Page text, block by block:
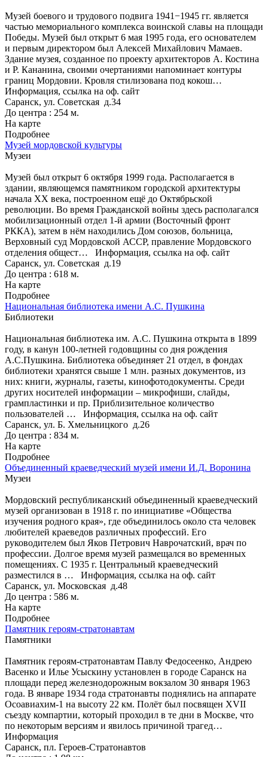
Музей боевого и трудового подвига 1941−1945 гг. является
частью мемориального комплекса воинской славы на площади
Победы. Музей был открыт 6 мая 1995 года, его основателем
и первым директором был Алексей Михайлович Мамаев.
Здание музея, созданное по проекту архитекторов А. Костина
и Р. Кананина, своими очертаниями напоминает контуры
границ Мордовии. Кровля стилизована под кокош…
Информация, ссылка на оф. сайт
Саранск, ул. Советская д.34
До центра : 254 м.
На карте
Подробнее
Музей мордовской культуры
Музеи
Музей был открыт 6 октября 1999 года. Располагается в
здании, являющемся памятником городской архитектуры
начала XX века, построенном ещё до Октябрьской
революции. Во время Гражданской войны здесь располагался
мобилизационный отдел 1-й армии (Восточный фронт
РККА), затем в нём находились Дом союзов, больница,
Верховный суд Мордовской АССР, правление Мордовского
отделения общест… Информация, ссылка на оф. сайт
Саранск, ул. Советская д.19
До центра : 618 м.
На карте
Подробнее
Национальная библиотека имени А.С. Пушкина
Библиотеки
Национальная библиотека им. А.С. Пушкина открыта в 1899
году, в канун 100-летней годовщины со дня рождения
А.С.Пушкина. Библиотека объединяет 21 отдел, в фондах
библиотеки хранятся свыше 1 млн. разных документов, из
них: книги, журналы, газеты, кинофотодокументы. Среди
других носителей информации – микрофиши, слайды,
грампластинки и пр. Приблизительное количество
пользователей … Информация, ссылка на оф. сайт
Саранск, ул. Б. Хмельницкого д.26
До центра : 834 м.
На карте
Подробнее
Объединенный краеведческий музей имени И.Д. Воронина
Музеи
Мордовский республиканский объединенный краеведческий
музей организован в 1918 г. по инициативе «Общества
изучения родного края», где объединилось около ста человек
любителей краеведов различных профессий. Его
руководителем был Яков Петрович Наврочатский, врач по
профессии. Долгое время музей размещался во временных
помещениях. С 1935 г. Центральный краеведческий
разместился в … Информация, ссылка на оф. сайт
Саранск, ул. Московская д.48
До центра : 586 м.
На карте
Подробнее
Памятник героям-стратонавтам
Памятники
Памятник героям-стратонавтам Павлу Федосеенко, Андрею
Васенко и Илье Усыскину установлен в городе Саранск на
площади перед железнодорожным вокзалом 30 января 1963
года. В январе 1934 года стратонавты поднялись на аппарате
Осоавиахим-1 на высоту 22 км. Полёт был посвящен XVII
съезду компартии, который проходил в те дни в Москве, что
по некоторым версиям и явилось причиной трагед…
Информация
Саранск, пл. Героев-Стратонавтов